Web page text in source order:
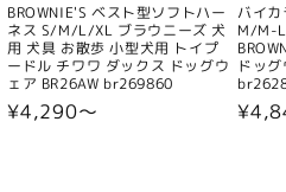
BROWNIE'S ベスト型ソフトハー
ネス S/M/L/XL ブラウニーズ 犬
用 犬具 お散歩 小型犬用 トイプ
ードル チワワ ダックス ドッグウ
ェア BR26AW br269860
通
¥4,290〜
バイ
M/M-
ドッ
通